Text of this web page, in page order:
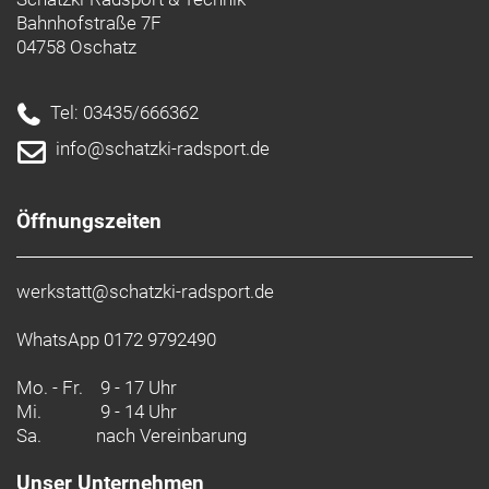
- Die interne Control Freak-Zugführung sorgt für
einen reibungslosen, geräuschlosen und sauberen
Zugverlauf.
Bike deiner Träume nach deinen Vorstellungen
aufzubauen.
Bahnhofstraße 7F
04758 Oschatz
Tel: 03435/666362
info@schatzki-radsport.de
Öffnungszeiten
werkstatt@schatzki-radsport.de
WhatsApp 0172 9792490
Mo. - Fr. 9 - 17 Uhr
Mi.
9 - 14 Uhr
Sa.
nach Vereinbarung
Unser Unternehmen